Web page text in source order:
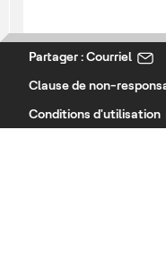
Partager : Courriel
Clause de non-
Conditions d'utilisation